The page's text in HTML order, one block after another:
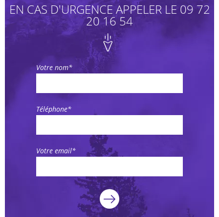
EN CAS D'URGENCE APPELER LE 09 72
20 16 54
Votre nom*
Téléphone*
Votre email*